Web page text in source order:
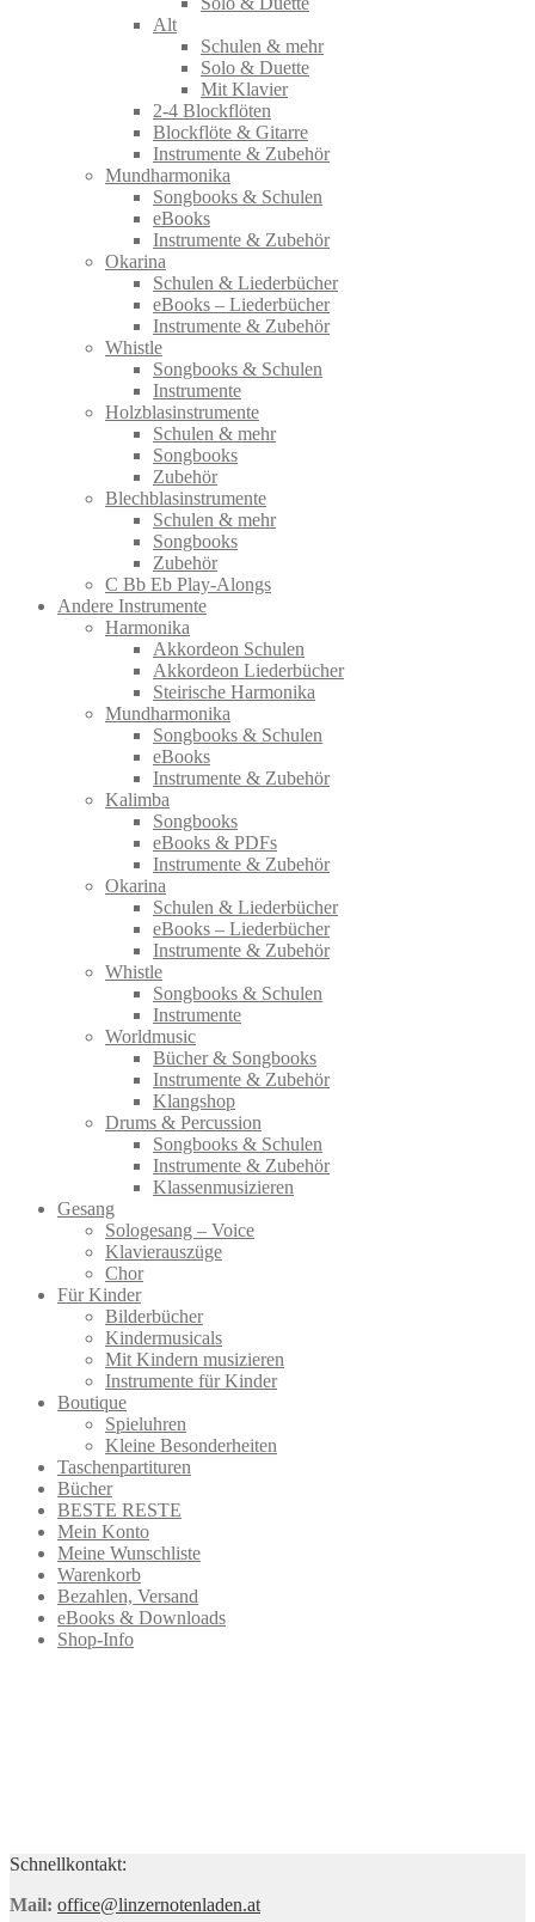
Alt
Schulen & mehr
Solo & Duette
Mit Klavier
2-4 Blockflöten
Blockflöte & Gitarre
Instrumente & Zubehör
Mundharmonika
Songbooks & Schulen
eBooks
Instrumente & Zubehör
Okarina
Schulen & Liederbücher
eBooks – Liederbücher
Instrumente & Zubehör
Whistle
Songbooks & Schulen
Instrumente
Holzblasinstrumente
Schulen & mehr
Songbooks
Zubehör
Blechblasinstrumente
Schulen & mehr
Songbooks
Zubehör
C Bb Eb Play-Alongs
Andere Instrumente
Harmonika
Akkordeon Schulen
Akkordeon Liederbücher
Steirische Harmonika
Mundharmonika
Songbooks & Schulen
eBooks
Instrumente & Zubehör
Kalimba
Songbooks
eBooks & PDFs
Instrumente & Zubehör
Okarina
Schulen & Liederbücher
eBooks – Liederbücher
Instrumente & Zubehör
Whistle
Songbooks & Schulen
Instrumente
Worldmusic
Bücher & Songbooks
Instrumente & Zubehör
Klangshop
Drums & Percussion
Songbooks & Schulen
Instrumente & Zubehör
Klassenmusizieren
Gesang
Sologesang – Voice
Klavierauszüge
Chor
Für Kinder
Bilderbücher
Kindermusicals
Mit Kindern musizieren
Instrumente für Kinder
Boutique
Spieluhren
Kleine Besonderheiten
Taschenpartituren
Bücher
BESTE RESTE
Mein Konto
Meine Wunschliste
Warenkorb
Bezahlen, Versand
eBooks & Downloads
Shop-Info
Schnellkontakt:
Mail: office@linzernotenladen.at